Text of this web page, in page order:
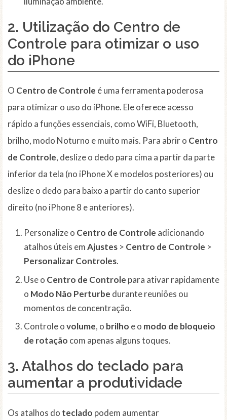
2. Utilização do Centro de
Controle para otimizar o uso
do iPhone
O Centro de Controle é uma ferramenta poderosa
para otimizar o uso do iPhone. Ele oferece acesso
rápido a funções essenciais, como WiFi, Bluetooth,
brilho, modo Noturno e muito mais. Para abrir o Centro
de Controle, deslize o dedo para cima a partir da parte
inferior da tela (no iPhone X e modelos posteriores) ou
deslize o dedo para baixo a partir do canto superior
direito (no iPhone 8 e anteriores).
Personalize o Centro de Controle adicionando
atalhos úteis emAjustes > Centro de Controle >
Personalizar Controles.
Use o Centro de Controle para ativar rapidamente
o Modo Não Perturbe durante reuniões ou
momentos de concentração.
Controle ovolume, o brilho e o modo de bloqueio
de rotação com apenas alguns toques.
3. Atalhos do teclado para
aumentar a produtividade
Os atalhos do teclado podem aumentar